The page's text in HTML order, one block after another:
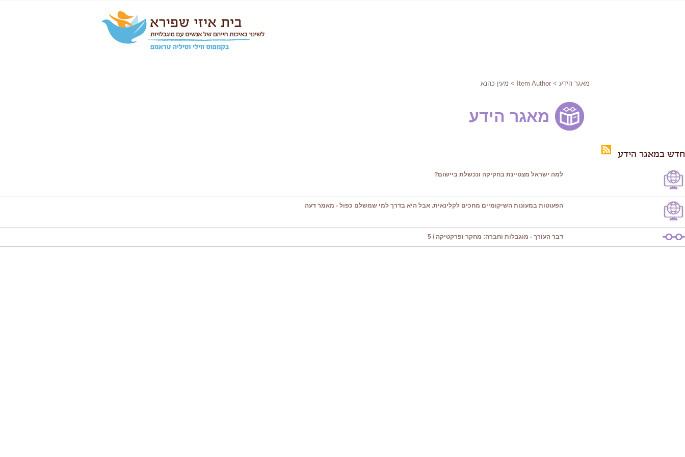
מאגר הידע >
Item Author > מעין כהנא
מאגר הידע
חדש במאגר הידע
למה ישראל מצטיינת בחקיקה ונכשלת ביישום?
הפעוטות במעונות השיקומיים מחכים לקלינאית. אבל היא בדרך למי שמשלם כפול - מאמר דעה
דבר העורך - מוגבלות וחברה: מחקר ופרקטיקה / 5